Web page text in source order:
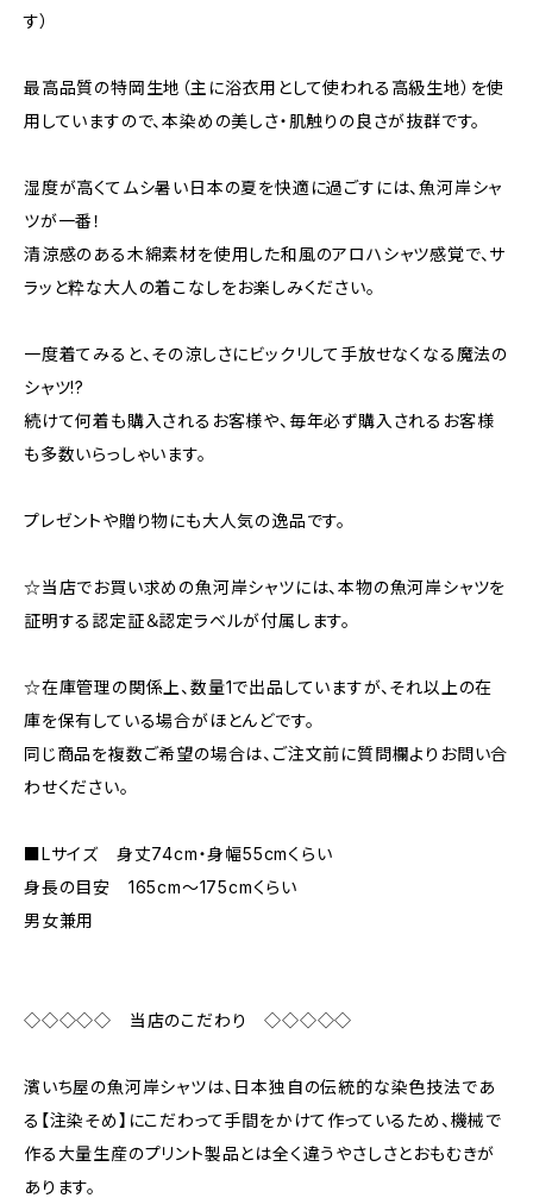
す）
最高品質の特岡生地（主に浴衣用として使われる高級生地）を使
用していますので、本染めの美しさ・肌触りの良さが抜群です。
湿度が高くてムシ暑い日本の夏を快適に過ごすには、魚河岸シャ
ツが一番！
清涼感のある木綿素材を使用した和風のアロハシャツ感覚で、サ
ラッと粋な大人の着こなしをお楽しみください。
一度着てみると、その涼しさにビックリして手放せなくなる魔法の
シャツ!?
続けて何着も購入されるお客様や、毎年必ず購入されるお客様
も多数いらっしゃいます。
プレゼントや贈り物にも大人気の逸品です。
☆当店でお買い求めの魚河岸シャツには、本物の魚河岸シャツを
証明する認定証＆認定ラベルが付属します。
☆在庫管理の関係上、数量1で出品していますが、それ以上の在
庫を保有している場合がほとんどです。
同じ商品を複数ご希望の場合は、ご注文前に質問欄よりお問い合
わせください。
■Lサイズ 身丈74cm・身幅55cmくらい
身長の目安 165cm〜175cmくらい
男女兼用
◇◇◇◇◇ 当店のこだわり ◇◇◇◇◇
濱いち屋の魚河岸シャツは、日本独自の伝統的な染色技法であ
る【注染そめ】にこだわって手間をかけて作っているため、機械で
作る大量生産のプリント製品とは全く違うやさしさとおもむきが
あります。